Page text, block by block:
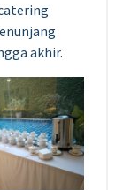
akhir.